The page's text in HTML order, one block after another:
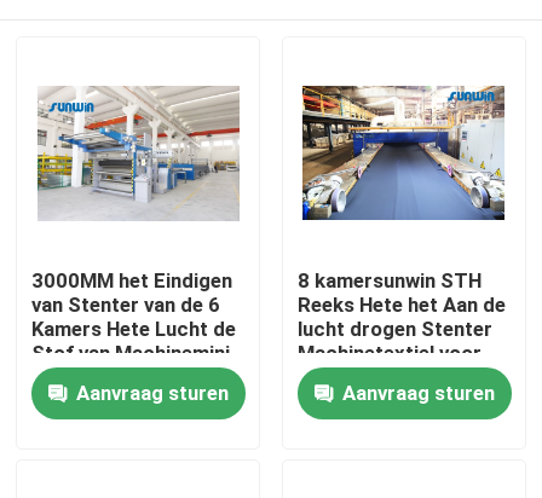
Thuis
Over ons
Contacten
3000MM het Eindigen
van Stenter van de 6
Kamers Hete Lucht de
Stof van Machinemini
stenter textile for knit
Aanvraag sturen
8 kamersunwin STH
Reeks Hete het Aan de
lucht drogen Stenter
Machinetextiel voor
Stofferingsstof
Aanvraag sturen